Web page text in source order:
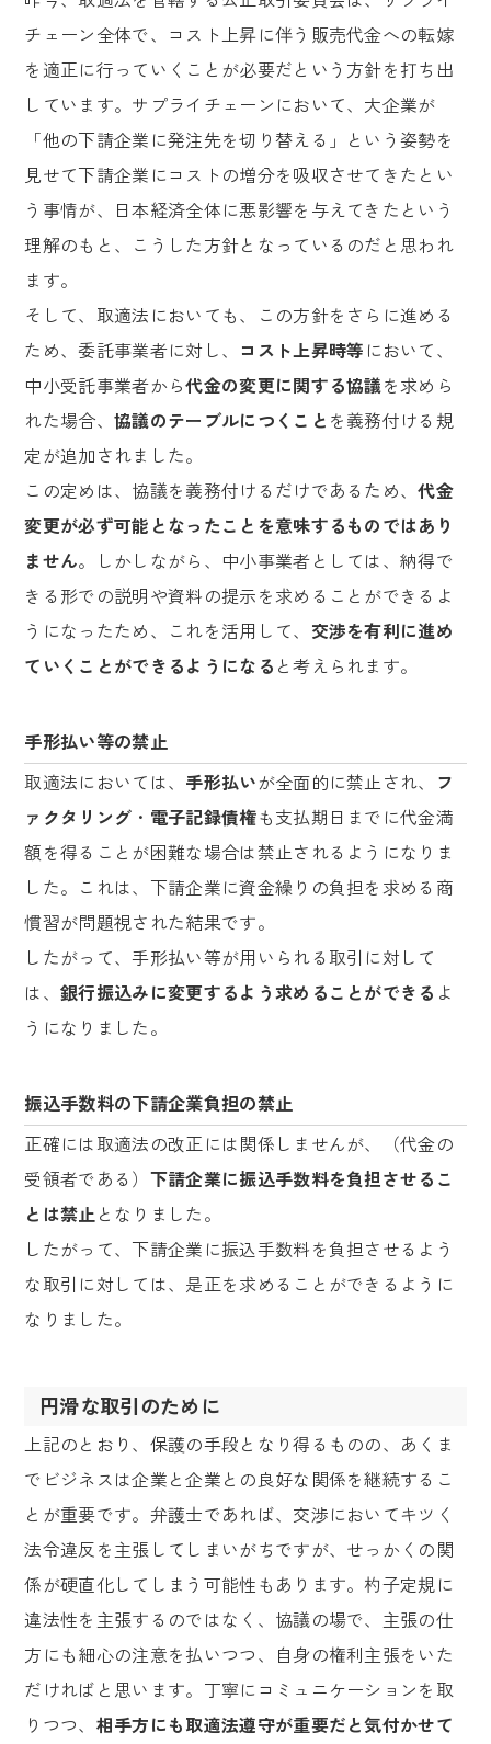
チェーン全体で、コスト上昇に伴う販売代金への転嫁
を適正に行っていくことが必要だという方針を打ち出
しています。サプライチェーンにおいて、大企業が
「他の下請企業に発注先を切り替える」という姿勢を
見せて下請企業にコストの増分を吸収させてきたとい
う事情が、日本経済全体に悪影響を与えてきたという
理解のもと、こうした方針となっているのだと思われ
ます。
そして、取適法においても、この方針をさらに進める
ため、委託事業者に対し、 コスト上昇時等 において、
中小受託事業者から代金の変更に関する協議を求めら
れた場合、協議のテーブルにつくこと を義務付ける規
定が追加されました。
この定めは、協議を義務付けるだけであるため、代金
変更が必ず可能となったことを意味するものではあり
ません。しかしながら、中小事業者としては、納得で
きる形での説明や資料の提示を求めることができるよ
うになったため、これを活用して、 交渉を有利に進め
ていくことができるようになる と考えられます。
手形払い等の禁止
取適法においては、 手形払いが全面的に禁止され、 フ
ァクタリング ・ 電子記録債権も支払期日までに代金満
額を得ることが困難な場合は禁止されるようになりま
した。これは、下請企業に資金繰りの負担を求める商
慣習が問題視された結果です。
したがって、手形払い等が用いられる取引に対して
は、銀行振込みに変更するよう求めることができる よ
うになりました。
振込手数料の下請企業負担の禁止
正確には取適法の改正には関係しませんが、（代金の
受領者である） 下請企業に振込手数料を負担させるこ
とは禁止となりました。
したがって、下請企業に振込手数料を負担させるよう
な取引に対しては、是正を求めることができるように
なりました。
円滑な取引のために
上記のとおり、保護の手段となり得るものの、あくま
でビジネスは企業と企業との良好な関係を継続するこ
とが重要です。弁護士であれば、交渉においてキツく
法令違反を主張してしまいがちですが、せっかくの関
係が硬直化してしまう可能性もあります。杓子定規に
違法性を主張するのではなく、協議の場で、主張の仕
方にも細心の注意を払いつつ、自身の権利主張をいた
だければと思います。丁寧にコミュニケーションを取
りつつ、 相手方にも取適法遵守が重要だと気付かせて